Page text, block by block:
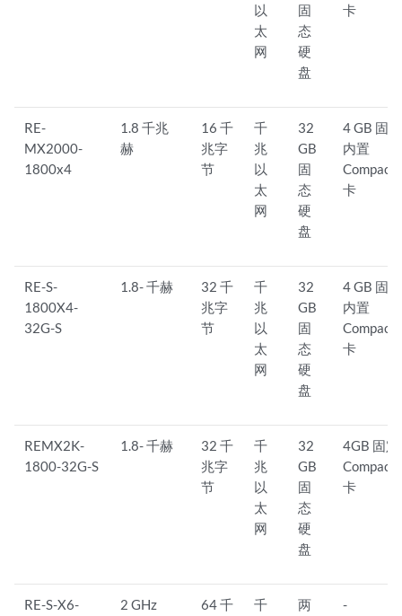
以
太
网
固
态
硬
盘
卡
RE-
MX2000-
1800x4
1.8 千兆
赫
16 千
兆字
节
千
兆
以
太
网
32
GB
固
态
硬
盘
4 GB 固
内置
卡
RE-S-
1800X4-
32G-S
1.8- 千赫
32 千
兆字
节
千
兆
以
太
网
32
GB
固
态
硬
盘
4 GB 固
内置
卡
REMX2K-
1800-32G-S
1.8- 千赫
32 千
兆字
节
千
兆
以
太
网
32
GB
固
态
硬
盘
4GB 固
卡
RE-S-X6- 2 GHz 64 千 千 两 -